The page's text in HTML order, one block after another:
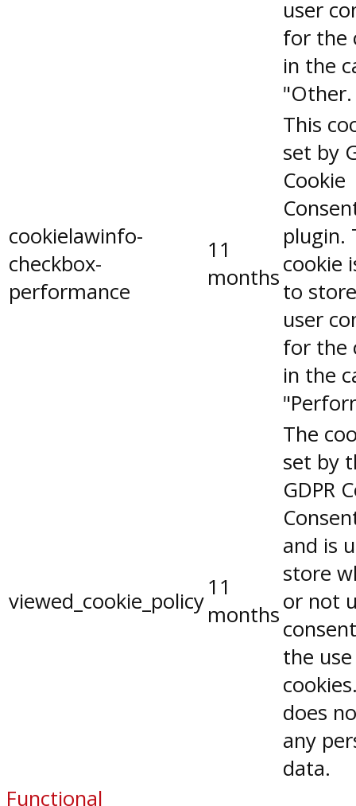
user
for the
in the
"Other.
cookielawinfo-
checkbox-
performance
11
months
This
set by
Cookie
plugin.
cookie
to
user
for the
in the
viewed_cookie_policy
11
months
The
set by
GDPR
and is
store
or not
the
does
any
data.
Functional